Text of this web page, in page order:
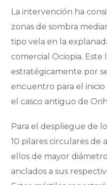
La intervención ha
zonas de sombra
tipo vela en la
comercial Ociopia.
estratégicamente por
encuentro para el inicio
el casco antiguo de
Para el despliegue de
10 pilares circulares de
ellos de mayor
anclados a sus